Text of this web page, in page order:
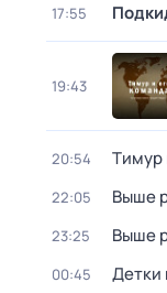
17:55
19:43
20:54 Тимур
22:05 Выше
23:25 Выше
00:45 Детки